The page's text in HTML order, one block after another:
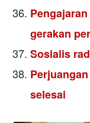
gerakan
Sosialis
selesai